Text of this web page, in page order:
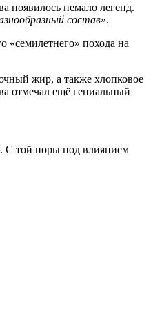
появилось немало легенд.
состав».
«семилетнего» похода на
жир, а также хлопковое
отмечал ещё гениальный
С той поры под влиянием